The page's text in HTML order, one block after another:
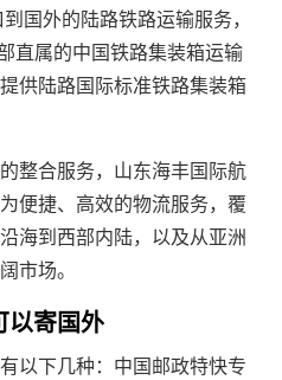
国外的陆路铁路运输服务，
直属的中国铁路集装箱运输
供陆路国际标准铁路集装箱
整合服务，山东海丰国际航
便捷、高效的物流服务，覆
海到西部内陆，以及从亚洲
市场。
以寄国外
以下几种：中国邮政特快专